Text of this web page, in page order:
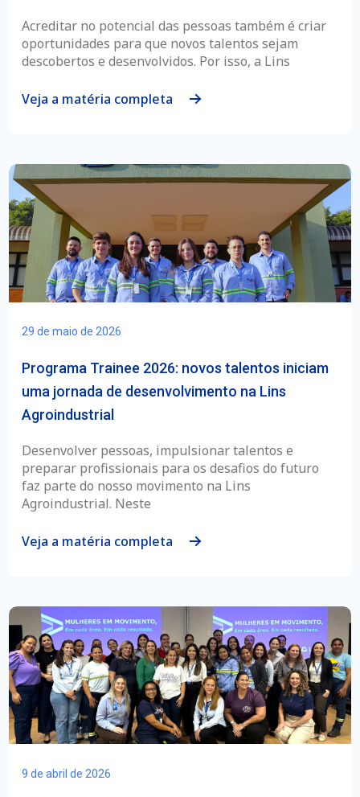
Acreditar no potencial das pessoas também é criar
oportunidades para que novos talentos sejam
descobertos e desenvolvidos. Por isso, a Lins
Veja a matéria completa
Programa Trainee 2026: novos talentos iniciam
uma jornada de desenvolvimento na Lins
Agroindustrial
29 de maio de 2026
Desenvolver pessoas, impulsionar talentos e
preparar profissionais para os desafios do futuro
faz parte do nosso movimento na Lins
Agroindustrial. Neste
Veja a matéria completa
9 de abril de 2026